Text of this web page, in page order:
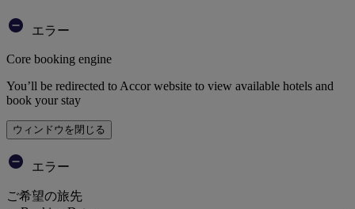
エラー
Core booking engine
You’ll be redirected to Accor website to view available hotels and
book your stay
ウィンドウを閉じる
エラー
ご希望の旅先